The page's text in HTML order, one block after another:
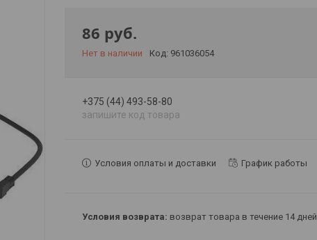
86 руб.
Нет в наличии Код: 961036054
+375 (44) 493-58-80
запишите код товара
Условия оплаты и доставки График работы
возврат товара в течение 14 дней